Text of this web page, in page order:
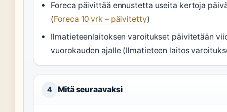
Foreca päivittää ennustetta useita kertoja
(Foreca 10 vrk – päivitetty)
Ilmatieteenlaitoksen varoitukset päivitetään
vuorokauden ajalle (Ilmatieteen laitos
4 Mitä seuraavaksi